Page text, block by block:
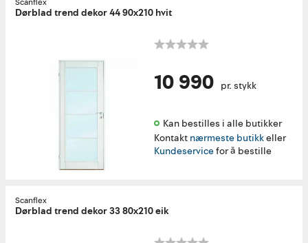
Scanflex
Dørblad trend dekor 44 90x210 hvit
10 990 pr. stykk
Kan bestilles i alle butikker
Kontakt nærmeste butikkeller
Kundeservicefor å bestille
Scanflex
Dørblad trend dekor 33 80x210 eik